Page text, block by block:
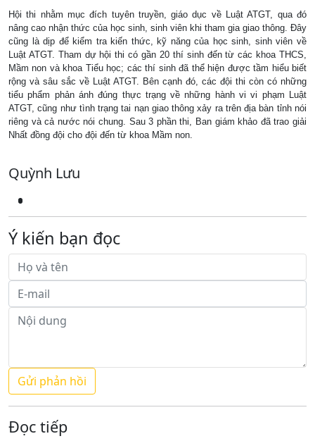
Hội thi nhằm mục đích tuyên truyền, giáo dục về Luật ATGT, qua đó
nâng cao nhận thức của học sinh, sinh viên khi tham gia giao thông. Đây
cũng là dịp để kiểm tra kiến thức, kỹ năng của học sinh, sinh viên về
Luật ATGT. Tham dự hội thi có gần 20 thí sinh đến từ các khoa THCS,
Mầm non và khoa Tiểu học; các thí sinh đã thể hiện được tầm hiểu biết
rộng và sâu sắc về Luật ATGT. Bên cạnh đó, các đội thi còn có những
tiểu phẩm phản ánh đúng thực trạng về những hành vi vi phạm Luật
ATGT, cũng như tình trạng tai nạn giao thông xảy ra trên địa bàn tỉnh nói
riêng và cả nước nói chung. Sau 3 phần thi, Ban giám khảo đã trao giải
Nhất đồng đội cho đội đến từ khoa Mầm non.
Quỳnh Lưu
Ý kiến bạn đọc
Đọc tiếp